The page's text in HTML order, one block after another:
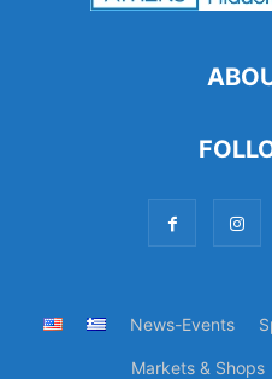
News-Events
Markets & Shops